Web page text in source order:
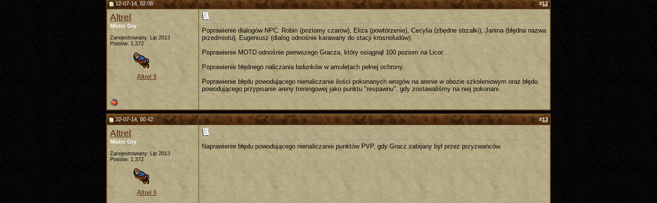
12-07-14, 02:08 #12
Altrel
Mistrz Gry
Zarejestrowany: Lip 2013
Postów: 1,372
Altrel ll
Poprawienie dialogów NPC: Robin (poziomy czarów), Eliza (powtórzenie), Cecylia (zbędne strzałki), Janina (błędna nazwa
przedmiotu), Eugeniusz (dialog odnośnie karawany do stacji krosnoludów).
Poprawienie MOTD odnośnie pierwszego Gracza, który osiągnął 100 poziom na Licor.
Poprawienie błędnego naliczania ładunków w amuletach pełnej ochrony.
Poprawienie błędu powodującego nienaliczanie ilości pokonanych wrogów na arenie w obozie szkoleniowym oraz błędu
powodującego przypisanie areny treningowej jako punktu "respawnu", gdy zostawaliśmy na niej pokonani.
22-07-14, 00:42 #13
Altrel
Mistrz Gry
Zarejestrowany: Lip 2013
Postów: 1,372
Altrel ll
Naprawienie błędu powodującego nienaliczanie punktów PVP, gdy Gracz zabijany był przez przyzwańców.